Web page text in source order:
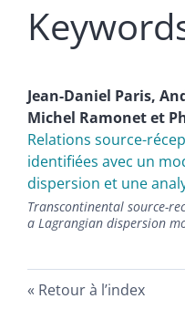
Jean-Daniel Paris,
Michel Ramonetet
Relations source-
identifiées avec un
dispersion et une
Transcontinental source-
a Lagrangian dispersion
Retour à l’index